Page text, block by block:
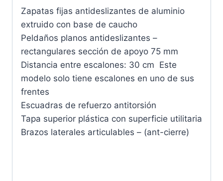
cantidad
Aluminio – 18
Escalera
Tipo
Tijera
Plataforma
de
Aluminio
Escalera Tipo Tijera Con Plataforma de
Zapatas fijas antideslizantes de aluminio
extruido con base de caucho
Peldaños planos antideslizantes –
rectangulares sección de apoyo 75 mm
Distancia entre escalones: 30 cm Este
modelo solo tiene escalones en uno de sus
frentes
Escuadras de refuerzo antitorsión
Tapa superior plástica con superficie utilitaria
Brazos laterales articulables – (ant-cierre)